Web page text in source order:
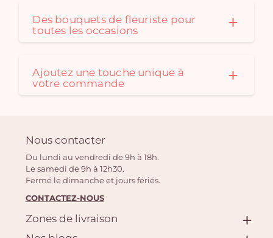
Des bouquets de fleuriste pour
toutes les occasions
Ajoutez une touche unique à
votre commande
Nous contacter
Du lundi au vendredi de 9h à 18h.
Le samedi de 9h à 12h30.
Fermé le dimanche et jours fériés.
CONTACTEZ-NOUS
Zones de livraison